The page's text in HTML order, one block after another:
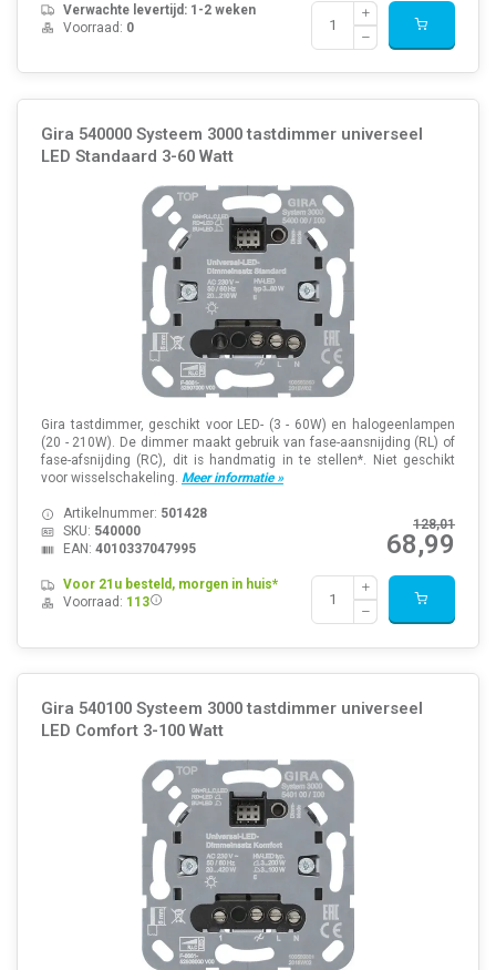
Verwachte levertijd: 1-2 weken
Voorraad: 0
Gira 540000 Systeem 3000 tastdimmer universeel
LED Standaard 3-60 Watt
Gira tastdimmer, geschikt voor LED- (3 - 60W) en halogeenlampen
(20 - 210W). De dimmer maakt gebruik van fase-aansnijding (RL) of
fase-afsnijding (RC), dit is handmatig in te stellen*. Niet geschikt
voor wisselschakeling. Meer informatie »
128,01
68,99
Artikelnummer: 501428
SKU: 540000
EAN: 4010337047995
Voor 21u besteld, morgen in huis*
Voorraad: 113
Gira 540100 Systeem 3000 tastdimmer universeel
LED Comfort 3-100 Watt